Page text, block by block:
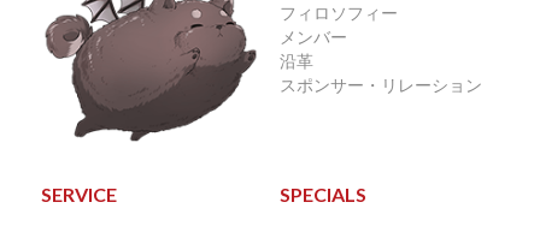
フィロソフィー
メンバー
沿革
スポンサー・リレーション
SERVICE SPECIALS